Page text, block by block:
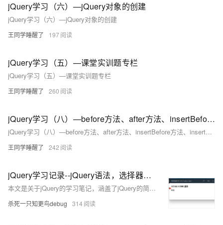
jQuery学习（六）—jQuery对象的创建
jQuery学习（六）—jQuery对象的创建
王同学睡醒了 197
jQuery学习（五）—课堂实训题专栏
jQuery学习（五）—课堂实训题专栏
王同学睡醒了 260
jQuery学习（八）—before方法、after方法、insertBefore方法、insertAfter方法
jQuery学习（八）—before方法、after方法、insertBefore方法、insertAfter方法
王同学睡醒了 242
jQuery学习记录--jQuery语法，选择器，事件及hide（），show()， toggle()
本文是关于jQuery的学习笔记，涵盖了jQuery的简介、语法、选择器、事件处理以及hide()、show()、toggle()等方法的使用。
杀死一只知更鸟debug 314